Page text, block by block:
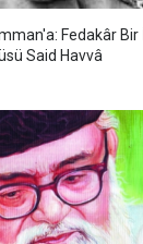
Fedakâr Bir
Said Havvâ